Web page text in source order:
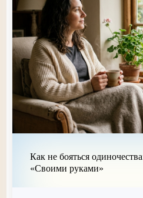
Как не бояться
«Своими руками»